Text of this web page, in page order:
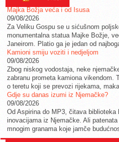
Majka Božja veća i od Isusa
09/08/2026
Za Veliku Gospu se u sićušnom
monumentalna statua Majke Božje,
Janeirom. Platio ga je jedan od
Kamioni smiju voziti i nedjeljom
09/08/2026
Zbog niskog vodostaja, neke
zabranu prometa kamiona vikendom.
o teretu koji se prevozi rijekama,
Gdje su danas izumi iz Njemačke?
09/08/2026
Od Aspirina do MP3, čitava biblioteka
inovacijama iz Njemačke. Ali
mnogim granama koje jamče